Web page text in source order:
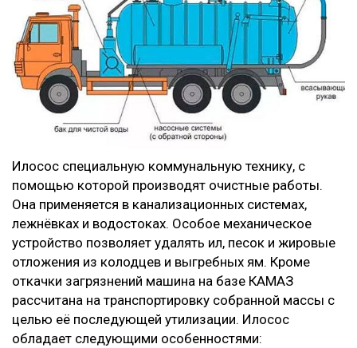
Илосос специальную коммунальную технику, с
помощью которой производят очистные работы.
Она применяется в канализационных системах,
лежнёвках и водостоках. Особое механическое
устройство позволяет удалять ил, песок и жировые
отложения из колодцев и выгребных ям. Кроме
откачки загрязнений машина на базе КАМАЗ
рассчитана на транспортировку собранной массы с
целью её последующей утилизации. Илосос
обладает следующими особенностями: